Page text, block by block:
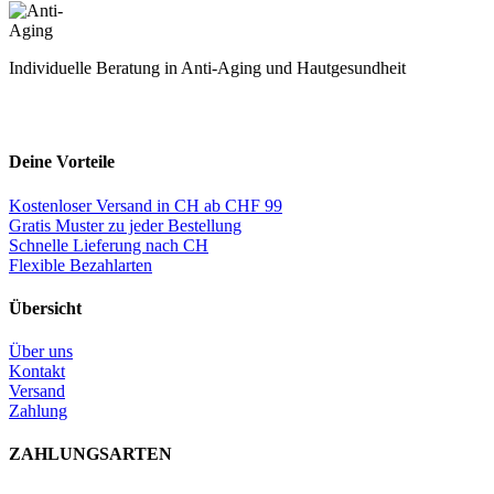
Individuelle Beratung in Anti-Aging und Hautgesundheit
Deine Vorteile
Kostenloser Versand in CH ab CHF 99
Gratis Muster zu jeder Bestellung
Schnelle Lieferung nach CH
Flexible Bezahlarten
Übersicht
Über uns
Kontakt
Versand
Zahlung
ZAHLUNGSARTEN